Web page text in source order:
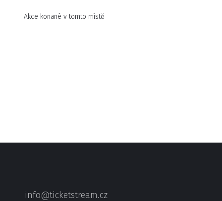
Akce konané v tomto místě
info@ticketstream.cz